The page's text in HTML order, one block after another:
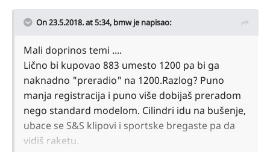
On 23.5.2018. at 5:34, bmwje napisao:
Mali doprinos temi ....
Lično bi kupovao 883 umesto 1200 pa bi ga
naknadno "preradio" na 1200.Razlog? Puno
manja registracija i puno više dobijaš preradom
nego standard modelom. Cilindri idu na bušenje,
ubace se S&S klipovi i sportske bregaste pa da
vidiš raketu.